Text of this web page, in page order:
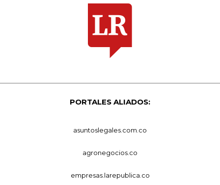
PORTALES ALIADOS:
asuntoslegales.com.co
agronegocios.co
empresas.larepublica.co